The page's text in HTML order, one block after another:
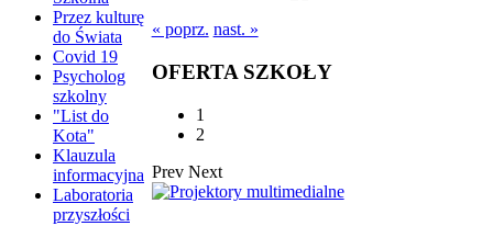
« poprz. nast. »
OFERTASZKOŁY
1
2
Prev Next
Przez kulturę
do Świata
Covid 19
Psycholog
szkolny
"List do
Kota"
Klauzula
informacyjna
Laboratoria
przyszłości